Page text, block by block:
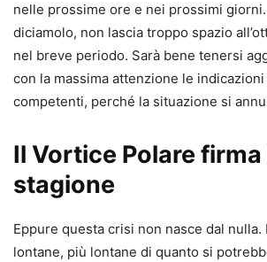
nelle prossime ore e nei prossimi
diciamolo, non lascia troppo spazio
nel breve periodo. Sarà bene tenersi
con la massima attenzione le
competenti, perché la situazione si
Il Vortice Polare firma
stagione
Eppure questa crisi non nasce dal nulla.
lontane, più lontane di quanto si